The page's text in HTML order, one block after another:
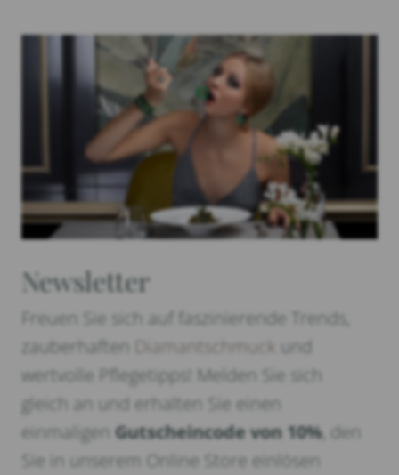
Newsletter
Freuen Sie sich auf faszinierende Trends,
zauberhaften
Diamantschmuck
und
wertvolle Pflegetipps! Melden Sie sich
gleich an und erhalten Sie einen
einmaligen Gutscheincode von 10%, den
Sie in unserem Online Store einlösen